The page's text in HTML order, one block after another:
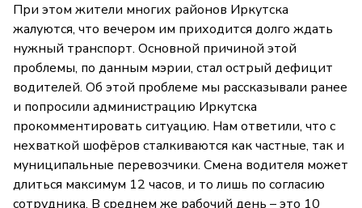
При этом жители многих районов Иркутска
жалуются, что вечером им приходится долго ждать
нужный транспорт. Основной причиной этой
проблемы, по данным мэрии, стал острый дефицит
водителей. Об этой проблеме мы рассказывали ранее
и попросили администрацию Иркутска
прокомментировать ситуацию. Нам ответили, что с
нехваткой шофёров сталкиваются как частные, так и
муниципальные перевозчики. Смена водителя может
длиться максимум 12 часов, и то лишь по согласию
сотрудника. В среднем же рабочий день – это 10